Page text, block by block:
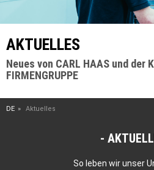
AKTUELLES
Neues von CARL HAAS und der
FIRMENGRUPPE
DE Aktuelles
So leben wir unser